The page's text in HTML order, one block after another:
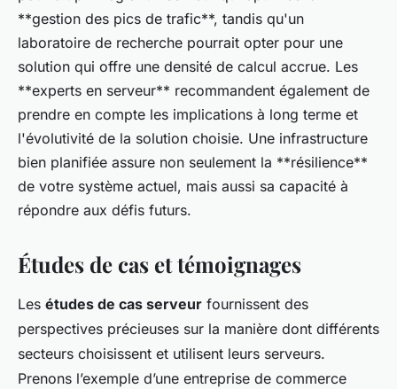
**gestion des pics de trafic**, tandis qu'un
laboratoire de recherche pourrait opter pour une
solution qui offre une densité de calcul accrue. Les
**experts en serveur** recommandent également de
prendre en compte les implications à long terme et
l'évolutivité de la solution choisie. Une infrastructure
bien planifiée assure non seulement la **résilience**
de votre système actuel, mais aussi sa capacité à
répondre aux défis futurs.
Études de cas et témoignages
Les études de cas serveur fournissent des
perspectives précieuses sur la manière dont différents
secteurs choisissent et utilisent leurs serveurs.
Prenons l’exemple d’une entreprise de commerce